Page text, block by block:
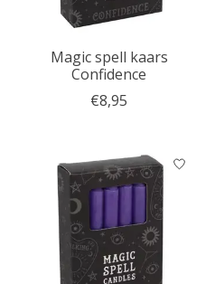
Magic spell kaars
Confidence
€8,95